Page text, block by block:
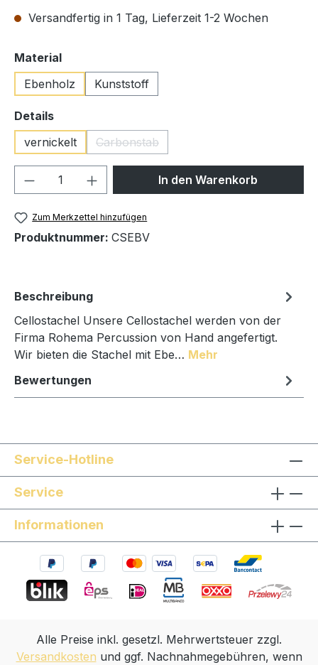
Versandfertig in 1 Tag, Lieferzeit 1-2 Wochen
Materialauswählen
Ebenholz
Kunststoff
Detailsauswählen
vernickelt
Carbonstab
(Diese Option ist zurzeit nicht verfügbar.)
Produkt Anzahl: Gib denIn den Warenkorb
Zum Merkzettel hinzufügen
Produktnummer: CSEBV
Beschreibung
Cellostachel Unsere Cellostachel werden von der
Firma Rohema Percussion von Hand angefertigt.
Wir bieten die Stachel mit Ebe… Mehr
Bewertungen
Service-Hotline
Service
Informationen
Alle Preise inkl. gesetzl. Mehrwertsteuer zzgl.
Versandkosten und ggf. Nachnahmegebühren, wenn